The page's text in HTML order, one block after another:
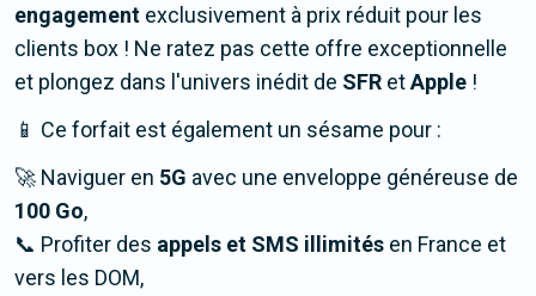
engagement exclusivement à prix réduit pour les
clients box ! Ne ratez pas cette offre exceptionnelle
et plongez dans l'univers inédit de SFR etApple !
📱 Ce forfait est également un sésame pour :
🚀 Naviguer en 5G avec une enveloppe généreuse de
100 Go,
📞 Profiter des appels et SMS illimités en France et
vers les DOM,